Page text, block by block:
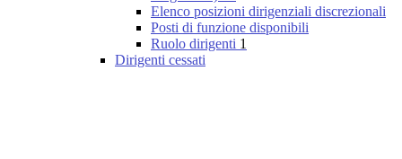
Elenco posizioni dirigenziali discrezionali
Posti di funzione disponibili
Ruolo dirigenti 1
Dirigenti cessati